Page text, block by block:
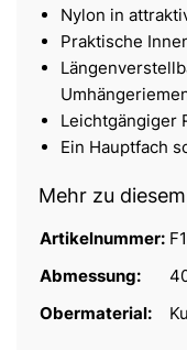
Nylon in
Praktische
Leichtgängiger
Ein Hauptfach
Mehr zu
Artikelnummer:
Abmessung:
Obermaterial: